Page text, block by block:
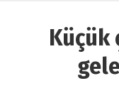
Küçük